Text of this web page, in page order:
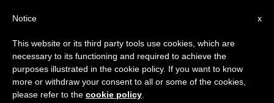
TAG
Posts Tagged ‘basilica
x
Notice
This website or its third party tools use cookies, which are
necessary to its functioning and required to achieve the
purposes illustrated in the cookie policy. If you want to know
more or withdraw your consent to all or some of the cookies,
please refer to the cookie policy